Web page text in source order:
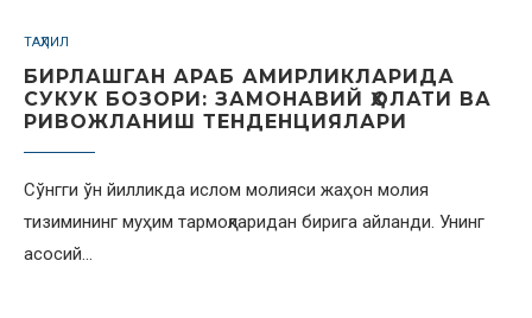
ТАҲЛИЛ
БИРЛАШГАН АРАБ АМИРЛИКЛАРИДА
СУКУК БОЗОРИ: ЗАМОНАВИЙ ҲОЛАТИ ВА
РИВОЖЛАНИШ ТЕНДЕНЦИЯЛАРИ
Сўнгги ўн йилликда ислом молияси жаҳон молия
тизимининг муҳим тармоқларидан бирига айланди. Унинг
асосий…